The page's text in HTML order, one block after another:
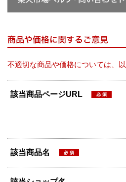
不適切な商品や価格については、
該当商品ページURL
該当商品名